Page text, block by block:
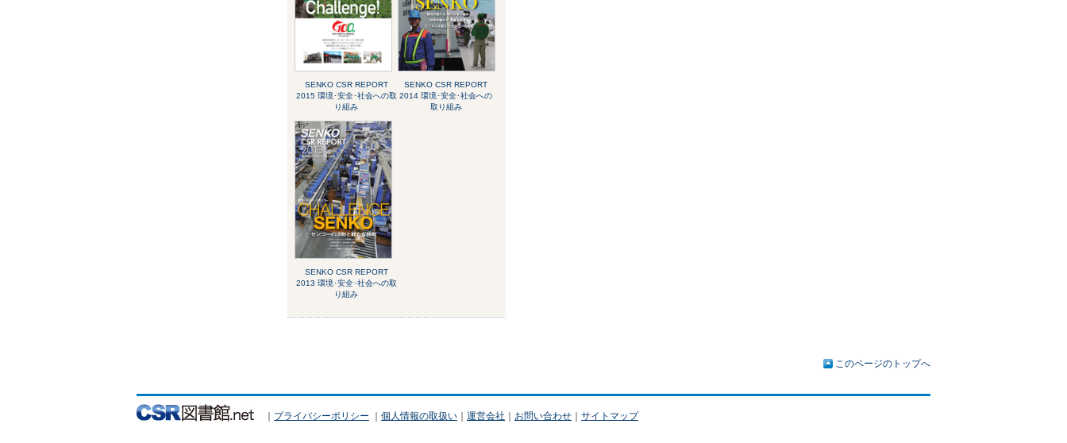
SENKO CSR REPORT
2015 環境･安全･社会への取
り組み
SENKO CSR REPORT
2014 環境･安全･社会への
取り組み
SENKO CSR REPORT
2013 環境･安全･社会への取
り組み
このページのトップへ
｜ プライバシーポリシー ｜ 個人情報の取扱い ｜ 運営会社 ｜ お問い合わせ ｜ サイトマップ